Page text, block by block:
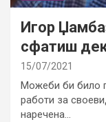
Игор
сфатиш
15/07/2021
Можеби би било
работи за
наречена…